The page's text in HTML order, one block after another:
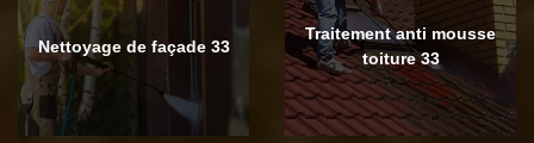
Nettoyage de façade 33
Traitement anti mousse
toiture 33